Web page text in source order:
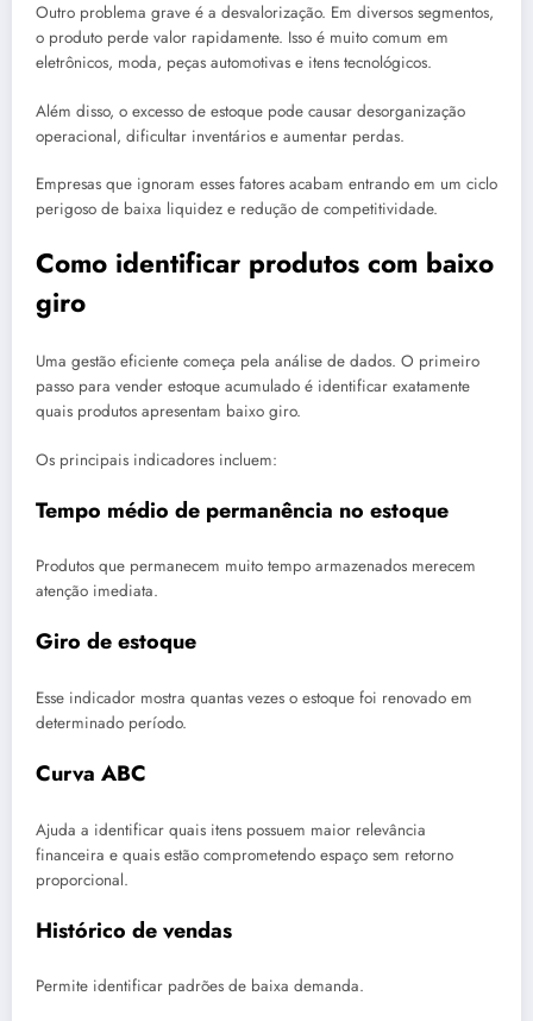
Outro problema grave é a desvalorização. Em diversos segmentos,
o produto perde valor rapidamente. Isso é muito comum em
eletrônicos, moda, peças automotivas e itens tecnológicos.
Além disso, o excesso de estoque pode causar desorganização
operacional, dificultar inventários e aumentar perdas.
Empresas que ignoram esses fatores acabam entrando em um ciclo
perigoso de baixa liquidez e redução de competitividade.
Como identificar produtos com baixo
giro
Uma gestão eficiente começa pela análise de dados. O primeiro
passo para vender estoque acumulado é identificar exatamente
quais produtos apresentam baixo giro.
Os principais indicadores incluem:
Tempo médio de permanência no estoque
Produtos que permanecem muito tempo armazenados merecem
atenção imediata.
Giro de estoque
Esse indicador mostra quantas vezes o estoque foi renovado em
determinado período.
Curva ABC
Ajuda a identificar quais itens possuem maior relevância
financeira e quais estão comprometendo espaço sem retorno
proporcional.
Histórico de vendas
Permite identificar padrões de baixa demanda.